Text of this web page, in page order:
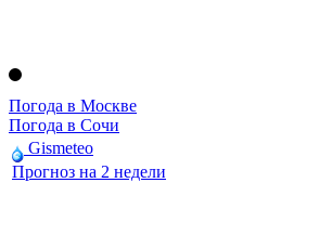
Погода в Москве
Погода в Сочи
Gismeteo
Прогноз на 2 недели